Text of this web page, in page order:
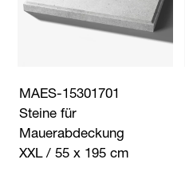
MAES-15301701
Steine für
Mauerabdeckung
XXL / 55 x 195 cm